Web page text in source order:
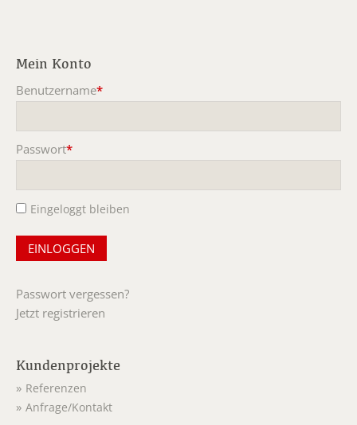
Mein Konto
Benutzername*
Passwort*
Eingeloggt bleiben
Passwort vergessen?
Jetzt registrieren
Kundenprojekte
Referenzen
Anfrage/Kontakt